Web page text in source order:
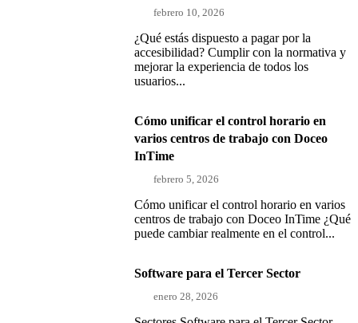
febrero 10, 2026
¿Qué estás dispuesto a pagar por la
accesibilidad? Cumplir con la normativa y
mejorar la experiencia de todos los
usuarios...
Cómo unificar el control horario en
varios centros de trabajo con Doceo
InTime
febrero 5, 2026
Cómo unificar el control horario en varios
centros de trabajo con Doceo InTime ¿Qué
puede cambiar realmente en el control...
Software para el Tercer Sector
enero 28, 2026